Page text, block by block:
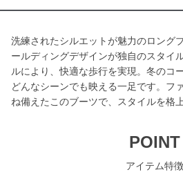
洗練されたシルエットが魅力のロング
ールディングデザインが独自のスタイ
ルにより、快適な歩行を実現。冬のコ
どんなシーンでも映える一足です。フ
ね備えたこのブーツで、スタイルを格
POINT
アイテム特徴